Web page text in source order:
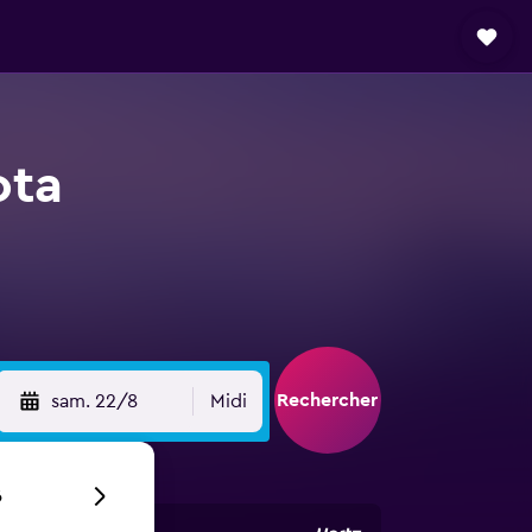
sam. 22/8 Midi Rechercher